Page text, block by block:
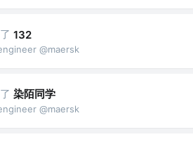
132
@maersk
染陌同学
@maersk